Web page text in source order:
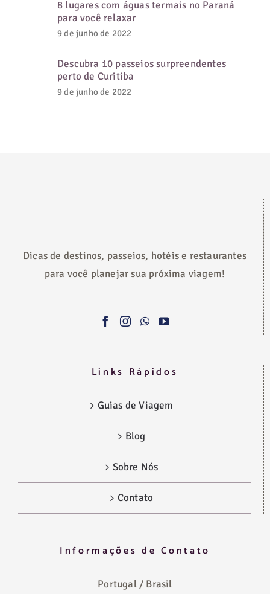
8 lugares com águas termais no Paraná
para você relaxar
9 de junho de 2022
Descubra 10 passeios surpreendentes
perto de Curitiba
9 de junho de 2022
Dicas de destinos, passeios, hotéis e restaurantes
para você planejar sua próxima viagem!
Links Rápidos
Guias de Viagem
Blog
Sobre Nós
Contato
Informações de Contato
Portugal / Brasil